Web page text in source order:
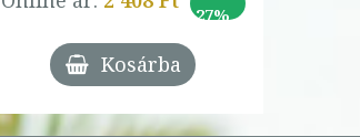
27%
Kosárba